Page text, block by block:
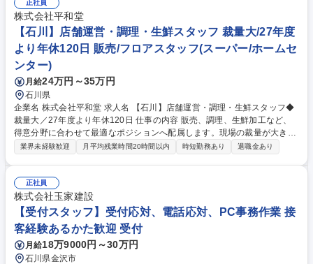
正社員
株式会社平和堂
【石川】店舗運営・調理・生鮮スタッフ 裁量大/27年度
より年休120日 販売/フロアスタッフ(スーパー/ホームセ
ンター)
月給24万円～35万円
石川県
企業名 株式会社平和堂 求人名 【石川】店舗運営・調理・生鮮スタッフ◆
裁量大／27年度より年休120日 仕事の内容 販売、調理、生鮮加工など、
得意分野に合わせて最適なポジションへ配属します。現場の裁量が大き
く、地域ニーズに合わせた売場づくりが可能。店長やバイヤー等への早期
リカ：惣菜の調理加工、発注、商品展開■鮮魚・精肉：魚の捌きや肉の加
工、季節商品の企画 【業界屈指の働きやすさ】 現在も連続休暇の取得が
可能ですが、2027年度からは「年休120日」へ拡充。残業時間の管理も徹
底しており、体力的な負担を減らし、家族との時間やプライベートを大切
にしながら長く働ける環境です。 募集職種 【石川】店舗運営・調理・生
鮮スタッフ◆裁量大／27年度より年休120日
業界未経験歓迎 月平均残業時間20時間以内 時短勤務あり 退職金あり
正社員
株式会社玉家建設
【受付スタッフ】受付応対、電話応対、PC事務作業 接
客経験あるかた歓迎 受付
月給18万9000円～30万円
石川県金沢市